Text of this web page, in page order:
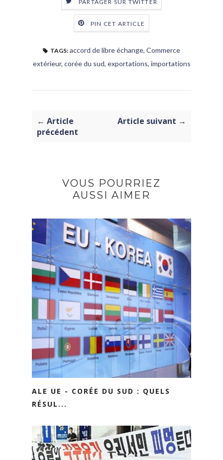
PARTAGER SUR TWITTER
PIN CET ARTICLE
TAGS: accord de libre échange, Commerce
extérieur, corée du sud, exportations, importations
← Article
précédent
Article suivant →
VOUS POURRIEZ
AUSSI AIMER
ALE UE - CORÉE DU SUD : QUELS
RÉSUL...